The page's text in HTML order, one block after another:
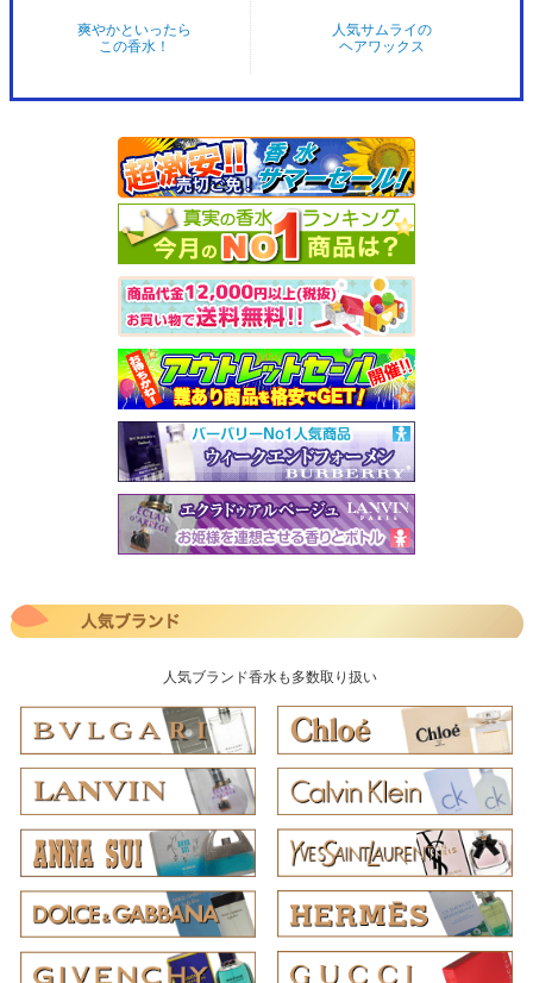
爽やかといったら
この香水！
人気サムライの
ヘアワックス
人気ブランド香水も多数取り扱い